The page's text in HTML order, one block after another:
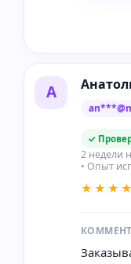
А
✓
2 недели
• Опыт